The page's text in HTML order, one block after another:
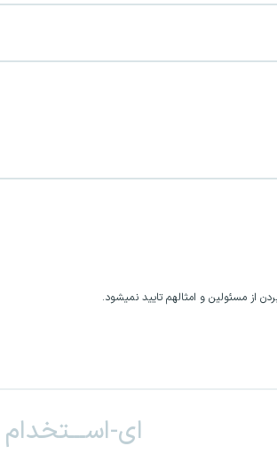
از مسئولین و امثالهم تایید نمیشود.
ای-اســـتخدام